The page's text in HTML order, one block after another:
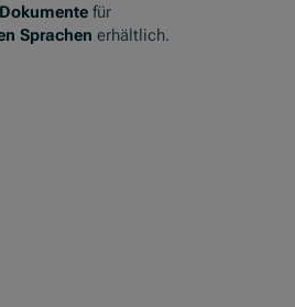
Dokumente für
Sprachen erhältlich.